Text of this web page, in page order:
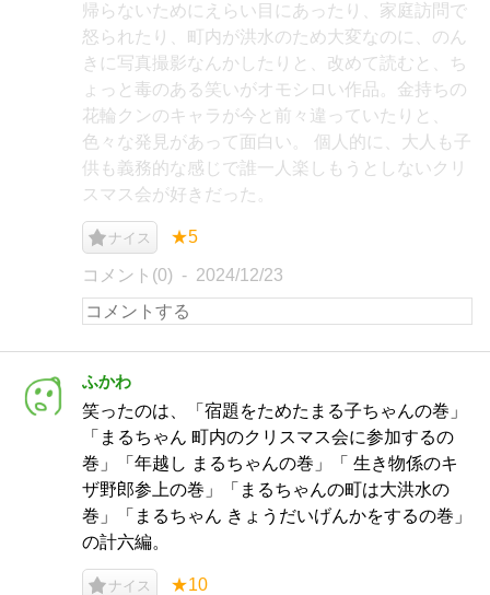
帰らないためにえらい目にあったり、家庭訪問で
怒られたり、町内が洪水のため大変なのに、のん
きに写真撮影なんかしたりと、改めて読むと、ち
ょっと毒のある笑いがオモシロい作品。金持ちの
花輪クンのキャラが今と前々違っていたりと、
色々な発見があって面白い。 個人的に、大人も子
供も義務的な感じで誰一人楽しもうとしないクリ
スマス会が好きだった。
ナイス ★5
コメント(0) 2024/12/23
ふかわ
笑ったのは、「宿題をためたまる子ちゃんの巻」
「まるちゃん 町内のクリスマス会に参加するの
巻」「年越し まるちゃんの巻」「 生き物係のキ
ザ野郎参上の巻」「まるちゃんの町は大洪水の
巻」「まるちゃん きょうだいげんかをするの巻」
の計六編。
ナイス ★10